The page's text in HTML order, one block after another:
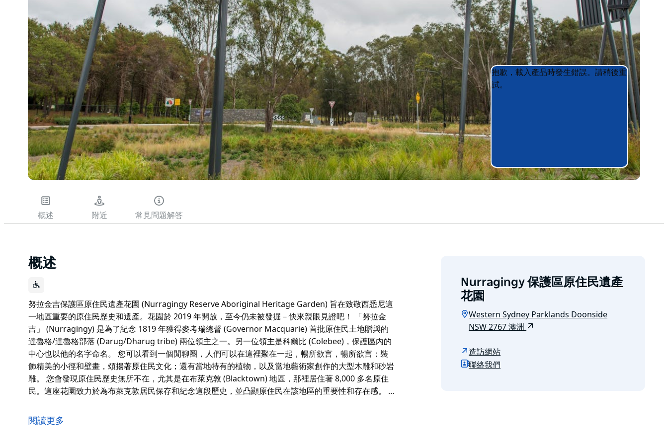
Product
List
Product
List
抱歉，載入產品時發生錯誤。請稍後重
試。
概述 附近 常見問題解答
概述
努拉金吉保護區原住民遺產花園 (Nurragingy Reserve Aboriginal Heritage Garden) 旨在致敬西悉尼這
一地區重要的原住民歷史和遺產。花園於 2019 年開放，至今仍未被發掘－快來親眼見證吧！ 「努拉金
吉」 (Nurragingy) 是為了紀念 1819 年獲得麥考瑞總督 (Governor Macquarie) 首批原住民土地贈與的
達魯格/達魯格部落 (Darug/Dharug tribe) 兩位領主之一。另一位領主是科爾比 (Colebee)，保護區內的
中心也以他的名字命名。 您可以看到一個閒聊圈，人們可以在這裡聚在一起，暢所欲言，暢所欲言；裝
飾精美的小徑和壁畫，頌揚著原住民文化；還有當地特有的植物，以及當地藝術家創作的大型木雕和砂岩
雕。 您會發現原住民歷史無所不在，尤其是在布萊克敦 (Blacktown) 地區，那裡居住著 8,000 多名原住
民。這座花園致力於為布萊克敦居民保存和紀念這段歷史，並凸顯原住民在該地區的重要性和存在感。 …
一地區重要的原住民歷史和遺產。花園於 2019 年開放，至今仍未被發掘－快來親眼見證吧！
閱讀更多
Nurragingy 保護區原住民遺產
花園
Western Sydney Parklands Doonside
NSW 2767 澳洲
造訪網站
聯絡我們